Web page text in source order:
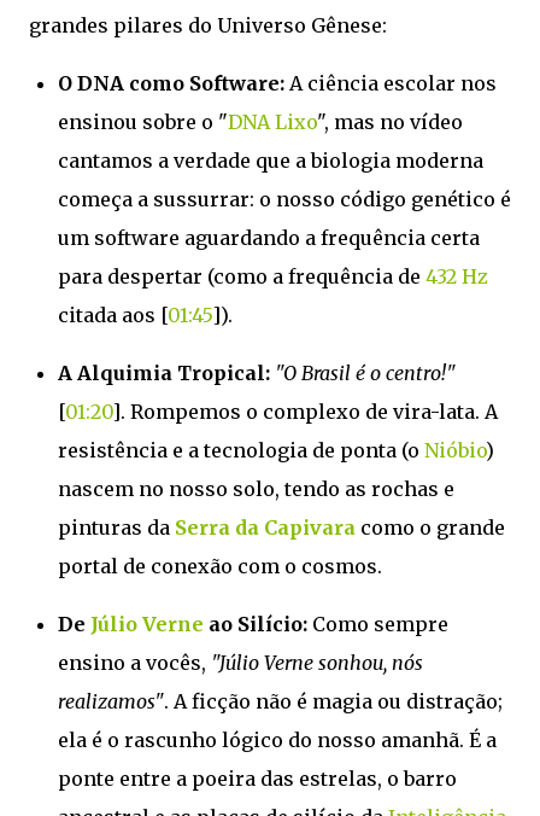
grandes pilares do Universo Gênese:
O DNA como Software: A ciência escolar nos
ensinou sobre o "DNA Lixo", mas no vídeo
cantamos a verdade que a biologia moderna
começa a sussurrar: o nosso código genético é
um software aguardando a frequência certa
para despertar (como a frequência de 432 Hz
citada aos [01:45]).
A Alquimia Tropical: "O Brasil é o centro!"
[01:20]. Rompemos o complexo de vira-lata. A
resistência e a tecnologia de ponta (o Nióbio)
nascem no nosso solo, tendo as rochas e
pinturas da Serra da Capivara como o grande
portal de conexão com o cosmos.
De Júlio Verne ao Silício: Como sempre
ensino a vocês, "Júlio Verne sonhou, nós
realizamos". A ficção não é magia ou distração;
ela é o rascunho lógico do nosso amanhã. É a
ponte entre a poeira das estrelas, o barro